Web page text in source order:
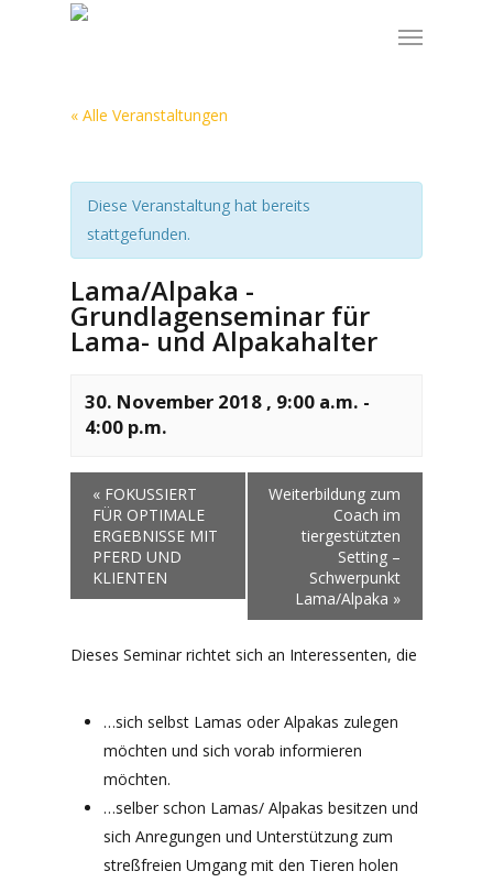
« Alle Veranstaltungen
Diese Veranstaltung hat bereits
stattgefunden.
Lama/Alpaka -
Grundlagenseminar für
Lama- und Alpakahalter
30. November 2018 , 9:00 a.m. -
4:00 p.m.
« FOKUSSIERT
FÜR OPTIMALE
ERGEBNISSE MIT
PFERD UND
KLIENTEN
Weiterbildung zum
Coach im
tiergestützten
Setting –
Schwerpunkt
Lama/Alpaka »
Dieses Seminar richtet sich an Interessenten, die
…sich selbst Lamas oder Alpakas zulegen
möchten und sich vorab informieren
möchten.
…selber schon Lamas/ Alpakas besitzen und
sich Anregungen und Unterstützung zum
streßfreien Umgang mit den Tieren holen